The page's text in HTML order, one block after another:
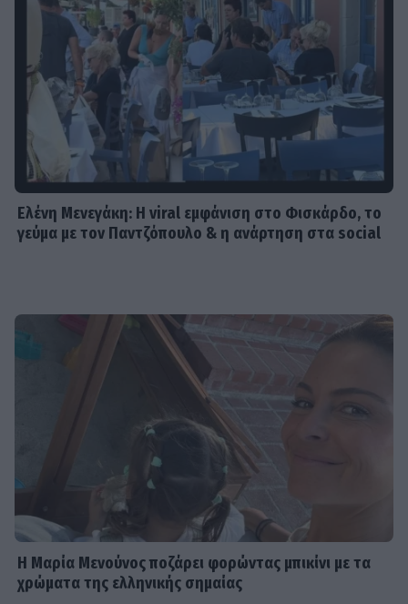
Ελένη Μενεγάκη: Η viral εμφάνιση στο Φισκάρδο, το
γεύμα με τον Παντζόπουλο & η ανάρτηση στα social
Η Μαρία Μενούνος ποζάρει φορώντας μπικίνι με τα
χρώματα της ελληνικής σημαίας